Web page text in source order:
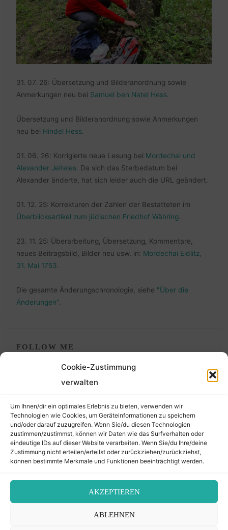
Cookie-Zustimmung
verwalten
Um Ihnen/dir ein optimales Erlebnis zu bieten, verwenden wir
Technologien wie Cookies, um Geräteinformationen zu speichern
und/oder darauf zuzugreifen. Wenn Sie/du diesen Technologien
zustimmen/zustimmst, können wir Daten wie das Surfverhalten oder
eindeutige IDs auf dieser Website verarbeiten. Wenn Sie/du Ihre/deine
Zustimmung nicht erteilen/erteilst oder zurückziehen/zurückziehst,
können bestimmte Merkmale und Funktionen beeinträchtigt werden.
AKZEPTIEREN
ABLEHNEN
31. 07. 26: Übersetzung und Bilderanordnung sowie
Anmerkungen neu bei Samuel ben Natel Hess
Übersetzung und Bilderanordnung sowie Anmerkungen
neu bei Hindel Hess
01. 06. 26: Korrigierte neue Lesung bei Mordechai und
Alexander Jeiteles . Da sich das Sterbedatum bei
Alexander änderte, hat sich leider auch die URL geändert.
01. 12. 25: Korrekturen der Zahlen der Bestatteten im
Überblicksartikel zum jüdischen Friedhof Währing
23. 11. 25: Überarbeitung, Übersetzung, Kommentare,
neues Beitragsbild, Bilder neu usw. in: Mordechai Eidlitz,
31. Mai 1753
Die gesamte Änderungschronologie, siehe "Über die
Änderungen".
FOLLOW ME
©2026 Der Transkribierer
Kontakt / Impressum
Back
to